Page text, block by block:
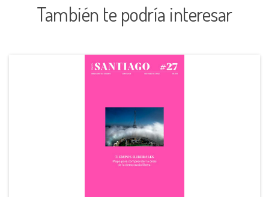
También te podría interesar